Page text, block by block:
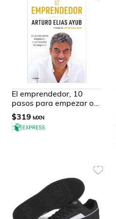
El emprendedor, 10
pasos para empezar o
potenciar tu negocio
$319 MXN